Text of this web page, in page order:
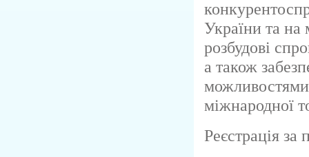
України та
розбудові
а також
можливостями
міжнародної
Реєстрація